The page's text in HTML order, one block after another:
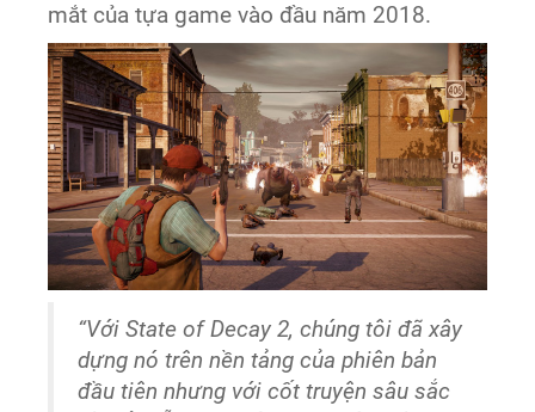
mắt của tựa game vào đầu năm 2018.
“Với State of Decay 2, chúng tôi đã xây
dựng nó trên nền tảng của phiên bản
đầu tiên nhưng với cốt truyện sâu sắc